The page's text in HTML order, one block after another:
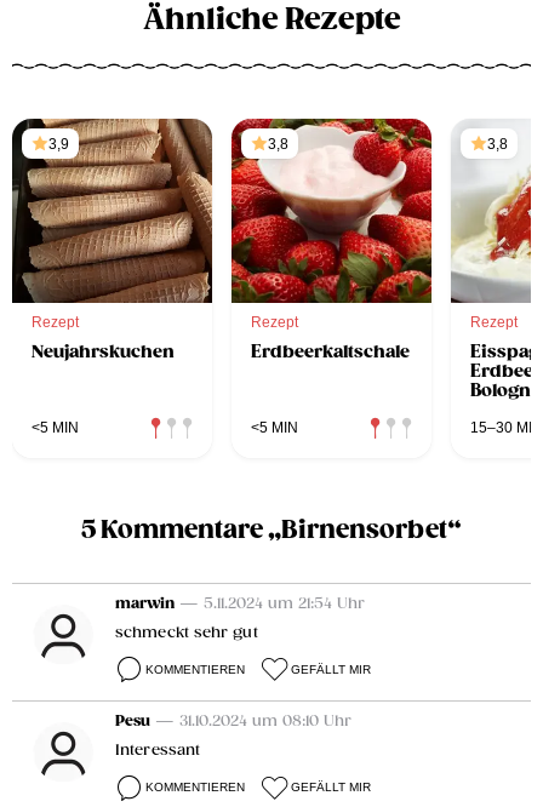
Ähnliche Rezepte
3,9
Rezept
Neujahrskuchen
<5 MIN
3,8
Rezept
Erdbeerkaltschale
<5 MIN
3,8
Rezept
15–30 MIN
5 Kommentare „Birnensorbet“
marwin — 5.11.2024 um 21:54 Uhr
schmeckt sehr gut
KOMMENTIEREN GEFÄLLT MIR
Pesu — 31.10.2024 um 08:10 Uhr
Interessant
KOMMENTIEREN GEFÄLLT MIR